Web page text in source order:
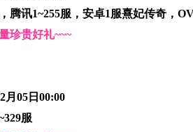
腾讯1~255服，安卓1服熹妃传奇，
珍贵好礼~~~
月05日00:00
服